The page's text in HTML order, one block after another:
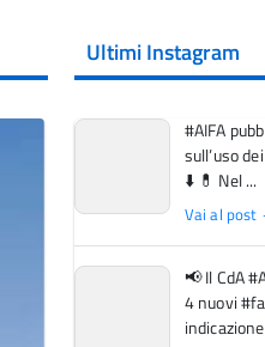
Ultimi Instagram
#AIFA
sull’uso
⬇️ 💊 Nel ...
Vai al
📢 Il CdA
4 nuovi